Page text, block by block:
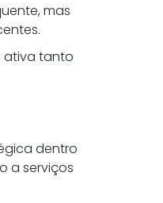
mas
ativa tanto
dentro
a serviços